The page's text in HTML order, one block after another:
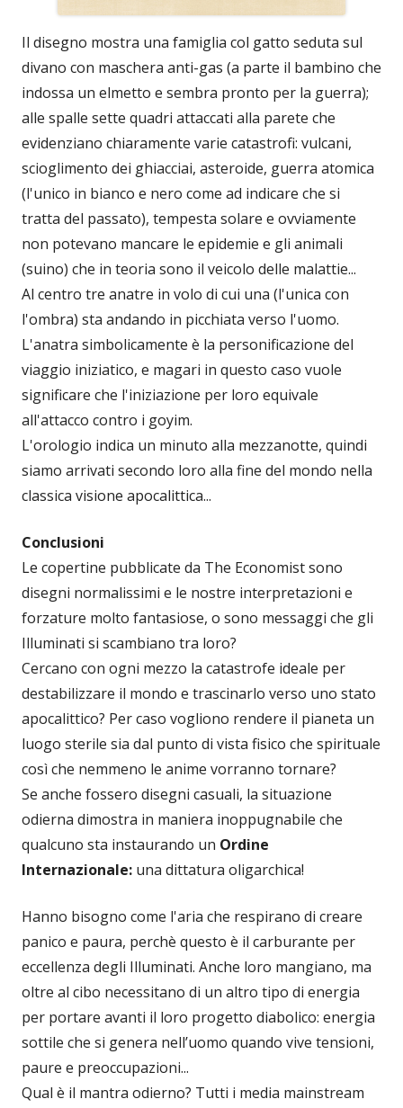
Il disegno mostra una famiglia col gatto seduta sul
divano con maschera anti-gas (a parte il bambino che
indossa un elmetto e sembra pronto per la guerra);
alle spalle sette quadri attaccati alla parete che
evidenziano chiaramente varie catastrofi: vulcani,
scioglimento dei ghiacciai, asteroide, guerra atomica
(l'unico in bianco e nero come ad indicare che si
tratta del passato), tempesta solare e ovviamente
non potevano mancare le epidemie e gli animali
(suino) che in teoria sono il veicolo delle malattie...
Al centro tre anatre in volo di cui una (l'unica con
l'ombra) sta andando in picchiata verso l'uomo.
L'anatra simbolicamente è la personificazione del
viaggio iniziatico, e magari in questo caso vuole
significare che l'iniziazione per loro equivale
all'attacco contro i goyim.
L'orologio indica un minuto alla mezzanotte, quindi
siamo arrivati secondo loro alla fine del mondo nella
classica visione apocalittica...
Conclusioni
Le copertine pubblicate da The Economist sono
disegni normalissimi e le nostre interpretazioni e
forzature molto fantasiose, o sono messaggi che gli
Illuminati si scambiano tra loro?
Cercano con ogni mezzo la catastrofe ideale per
destabilizzare il mondo e trascinarlo verso uno stato
apocalittico? Per caso vogliono rendere il pianeta un
luogo sterile sia dal punto di vista fisico che spirituale
così che nemmeno le anime vorranno tornare?
Se anche fossero disegni casuali, la situazione
odierna dimostra in maniera inoppugnabile che
qualcuno sta instaurando un Ordine
Internazionale: una dittatura oligarchica!
Hanno bisogno come l'aria che respirano di creare
panico e paura, perchè questo è il carburante per
eccellenza degli Illuminati. Anche loro mangiano, ma
oltre al cibo necessitano di un altro tipo di energia
per portare avanti il loro progetto diabolico: energia
sottile che si genera nell’uomo quando vive tensioni,
paure e preoccupazioni...
Qual è il mantra odierno? Tutti i media mainstream